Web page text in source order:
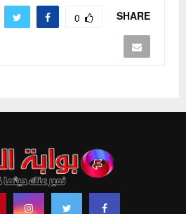
SHARE
0